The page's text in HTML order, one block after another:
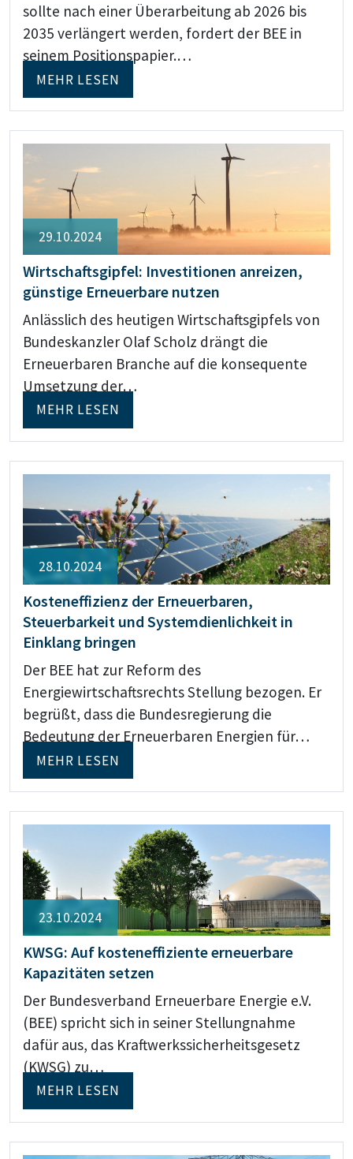
sollte nach einer Überarbeitung ab 2026 bis
2035 verlängert werden, fordert der BEE in
seinem Positionspapier.…
MEHR LESEN
29.10.2024
Wirtschaftsgipfel: Investitionen anreizen,
günstige Erneuerbare nutzen
Anlässlich des heutigen Wirtschaftsgipfels von
Bundeskanzler Olaf Scholz drängt die
Erneuerbaren Branche auf die konsequente
Umsetzung der…
MEHR LESEN
28.10.2024
Kosteneffizienz der Erneuerbaren,
Steuerbarkeit und Systemdienlichkeit in
Einklang bringen
Der BEE hat zur Reform des
Energiewirtschaftsrechts Stellung bezogen. Er
begrüßt, dass die Bundesregierung die
Bedeutung der Erneuerbaren Energien für…
MEHR LESEN
23.10.2024
KWSG: Auf kosteneffiziente erneuerbare
Kapazitäten setzen
Der Bundesverband Erneuerbare Energie e.V.
(BEE) spricht sich in seiner Stellungnahme
dafür aus, das Kraftwerkssicherheitsgesetz
(KWSG) zu…
MEHR LESEN